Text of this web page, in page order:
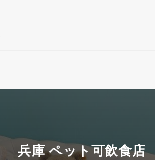
兵庫 ペット可飲食店